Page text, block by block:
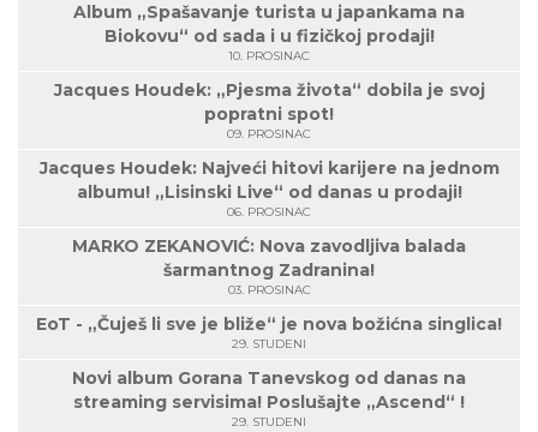
Album „Spašavanje turista u japankama na
Biokovu“ od sada i u fizičkoj prodaji!
10. PROSINAC
Jacques Houdek: „Pjesma života“ dobila je svoj
popratni spot!
09. PROSINAC
Jacques Houdek: Najveći hitovi karijere na jednom
albumu! „Lisinski Live“ od danas u prodaji!
06. PROSINAC
MARKO ZEKANOVIĆ: Nova zavodljiva balada
šarmantnog Zadranina!
03. PROSINAC
EoT - „Čuješ li sve je bliže“ je nova božićna singlica!
29. STUDENI
Novi album Gorana Tanevskog od danas na
streaming servisima! Poslušajte „Ascend“ !
29. STUDENI